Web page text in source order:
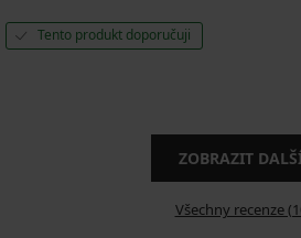
Tento produkt doporučuji
ZOBRAZIT
Všechny recenze